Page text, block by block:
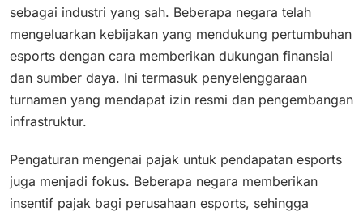
sebagai industri yang sah. Beberapa negara telah
mengeluarkan kebijakan yang mendukung pertumbuhan
esports dengan cara memberikan dukungan finansial
dan sumber daya. Ini termasuk penyelenggaraan
turnamen yang mendapat izin resmi dan pengembangan
infrastruktur.
Pengaturan mengenai pajak untuk pendapatan esports
juga menjadi fokus. Beberapa negara memberikan
insentif pajak bagi perusahaan esports, sehingga